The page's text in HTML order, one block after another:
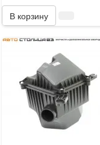
В корзину